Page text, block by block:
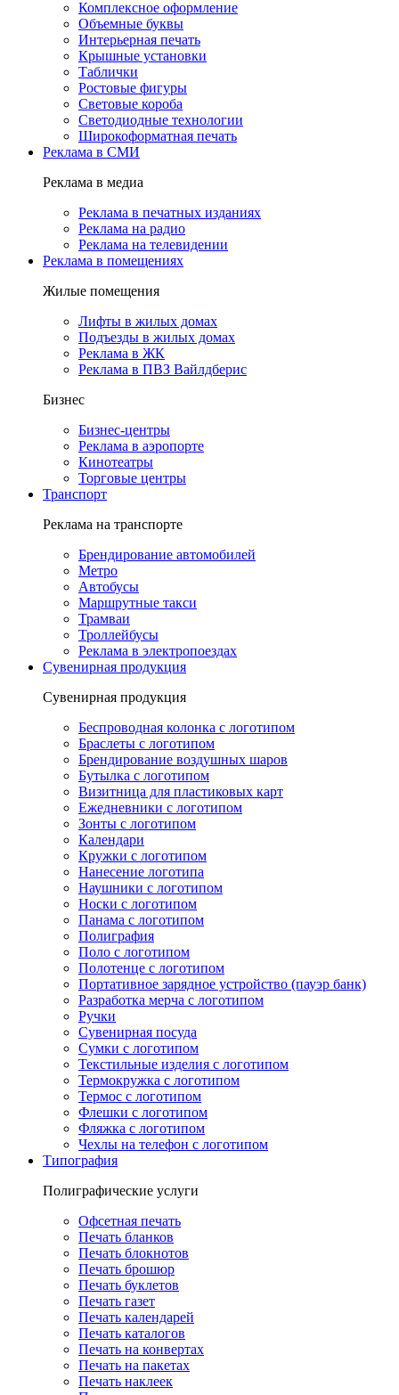
Комплексное оформление
Объемные буквы
Интерьерная печать
Крышные установки
Таблички
Ростовые фигуры
Световые короба
Светодиодные технологии
Широкоформатная печать
Реклама в СМИ
Реклама в медиа
Реклама в печатных изданиях
Реклама на радио
Реклама на телевидении
Реклама в помещениях
Жилые помещения
Лифты в жилых домах
Подъезды в жилых домах
Реклама в ЖК
Реклама в ПВЗ Вайлдберис
Бизнес
Бизнес-центры
Реклама в аэропорте
Кинотеатры
Торговые центры
Транспорт
Реклама на транспорте
Брендирование автомобилей
Метро
Автобусы
Маршрутные такси
Трамваи
Троллейбусы
Реклама в электропоездах
Сувенирная продукция
Сувенирная продукция
Беспроводная колонка с логотипом
Браслеты с логотипом
Брендирование воздушных шаров
Бутылка с логотипом
Визитница для пластиковых карт
Ежедневники с логотипом
Зонты с логотипом
Календари
Кружки с логотипом
Нанесение логотипа
Наушники с логотипом
Носки с логотипом
Панама с логотипом
Полиграфия
Поло с логотипом
Полотенце с логотипом
Портативное зарядное устройство (пауэр банк)
Разработка мерча с логотипом
Ручки
Сувенирная посуда
Сумки с логотипом
Текстильные изделия с логотипом
Термокружка с логотипом
Термос с логотипом
Флешки с логотипом
Фляжка с логотипом
Чехлы на телефон с логотипом
Типография
Полиграфические услуги
Офсетная печать
Печать бланков
Печать блокнотов
Печать брошюр
Печать буклетов
Печать газет
Печать календарей
Печать каталогов
Печать на конвертах
Печать на пакетах
Печать наклеек